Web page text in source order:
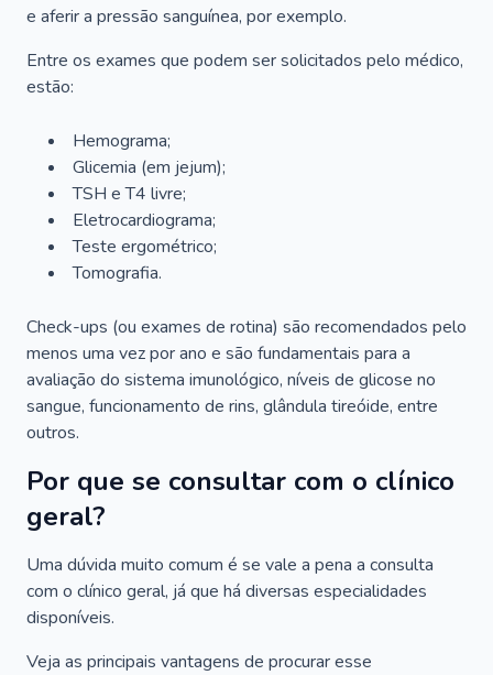
e aferir a pressão sanguínea, por exemplo.
Entre os exames que podem ser solicitados pelo médico,
estão:
Hemograma;
Glicemia (em jejum);
TSH e T4 livre;
Eletrocardiograma;
Teste ergométrico;
Tomografia.
Check-ups (ou exames de rotina) são recomendados pelo
menos uma vez por ano e são fundamentais para a
avaliação do sistema imunológico, níveis de glicose no
sangue, funcionamento de rins, glândula tireóide, entre
outros.
Por que se consultar com o clínico
geral?
Uma dúvida muito comum é se vale a pena a consulta
com o clínico geral, já que há diversas especialidades
disponíveis.
Veja as principais vantagens de procurar esse